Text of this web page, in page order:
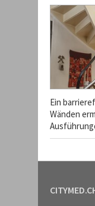
Ein
Wänden